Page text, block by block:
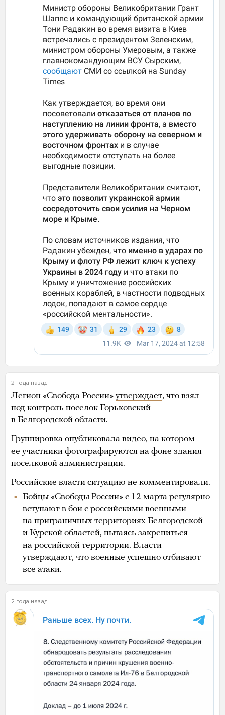
2 года назад
Легион «Свобода России» утверждает, что взял
под контроль поселок Горьковский
в Белгородской области.
Группировка опубликовала видео, на котором
ее участники фотографируются на фоне здания
поселковой администрации.
Российские власти ситуацию не комментировали.
Бойцы «Свободы России» с 12 марта регулярно
вступают в бои с российскими военными
на приграничных территориях Белгородской
и Курской областей, пытаясь закрепиться
на российской территории. Власти
утверждают, что военные успешно отбивают
все атаки.
2 года назад